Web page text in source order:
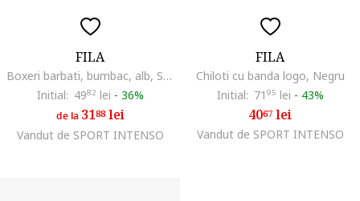
FILA
Boxeri barbati, bumbac, alb, S, Alb
Initial: 4982 lei - 36%
de la 3188lei
Vandut de SPORT INTENSO
FILA
Chiloti cu banda logo, Negru
Initial: 71 95 lei - 43%
4067 lei
Vandut de SPORT INTENSO